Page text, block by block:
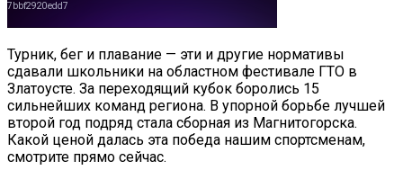
Турник, бег и плавание — эти и другие нормативы
сдавали школьники на областном фестивале ГТО в
Златоусте. За переходящий кубок боролись 15
сильнейших команд региона. В упорной борьбе лучшей
второй год подряд стала сборная из Магнитогорска.
Какой ценой далась эта победа нашим спортсменам,
смотрите прямо сейчас.